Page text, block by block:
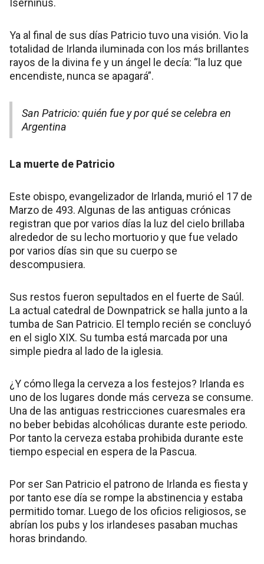
Iserninus.
Ya al final de sus días Patricio tuvo una visión. Vio la
totalidad de Irlanda iluminada con los más brillantes
rayos de la divina fe y un ángel le decía: “la luz que
encendiste, nunca se apagará”.
San Patricio: quién fue y por qué se celebra en
Argentina
La muerte de Patricio
Este obispo, evangelizador de Irlanda, murió el 17 de
Marzo de 493. Algunas de las antiguas crónicas
registran que por varios días la luz del cielo brillaba
alrededor de su lecho mortuorio y que fue velado
por varios días sin que su cuerpo se
descompusiera.
Sus restos fueron sepultados en el fuerte de Saúl.
La actual catedral de Downpatrick se halla junto a la
tumba de San Patricio. El templo recién se concluyó
en el siglo XIX. Su tumba está marcada por una
simple piedra al lado de la iglesia.
¿Y cómo llega la cerveza a los festejos? Irlanda es
uno de los lugares donde más cerveza se consume.
Una de las antiguas restricciones cuaresmales era
no beber bebidas alcohólicas durante este periodo.
Por tanto la cerveza estaba prohibida durante este
tiempo especial en espera de la Pascua.
Por ser San Patricio el patrono de Irlanda es fiesta y
por tanto ese día se rompe la abstinencia y estaba
permitido tomar. Luego de los oficios religiosos, se
abrían los pubs y los irlandeses pasaban muchas
horas brindando.